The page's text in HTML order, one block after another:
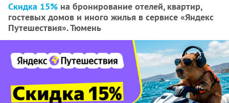
Скидка 15% на бронирование отелей, квартир,
гостевых домов и иного жилья в сервисе «Яндекс
Путешествия». Тюмень